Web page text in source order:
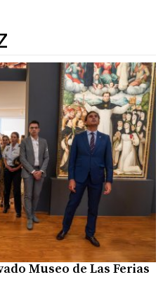
Museo de Las Ferias